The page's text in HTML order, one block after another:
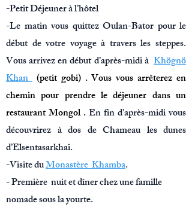
-Petit Déjeuner àl’hôtel
-Le matin vous quittez Oulan-Bator pour le
début de votre voyage à travers les steppes.
Vous arrivez en début d’après-midi à Khögnö
Khan (petit gobi) . Vous vous arrêterez en
chemin pour prendre le déjeuner dans un
restaurant Mongol .En fin d'après-midi vous
découvrirez à dos de Chameau les dunes
d’Elsentasarkhai.
-Visite duMonastère Khamba.
- Première nuit et dîner chez une famille
nomade sous la yourte.